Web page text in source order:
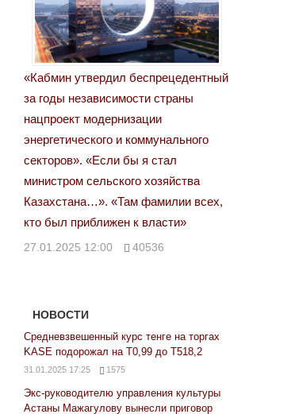
«Кабмин утвердил беспрецедентный
за годы независимости страны
нацпроект модернизации
энергетического и коммунального
секторов». «Если бы я стал
министром сельского хозяйства
Казахстана…». «Там фамилии всех,
кто был приближен к власти»
27.01.2025 12:00 40536
НОВОСТИ
Средневзвешенный курс тенге на торгах
KASE подорожал на Т0,99 до Т518,2
31.01.2025 17:25 1575
Экс-руководителю управления культуры
Астаны Мажагулову вынесли приговор